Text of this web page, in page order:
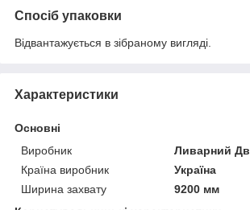
Спосіб упаковки
Відвантажується в зібраному вигляді.
Характеристики
Основні
Виробник
Ливарний
Країна виробник
Україна
Ширина захвату
9200 мм